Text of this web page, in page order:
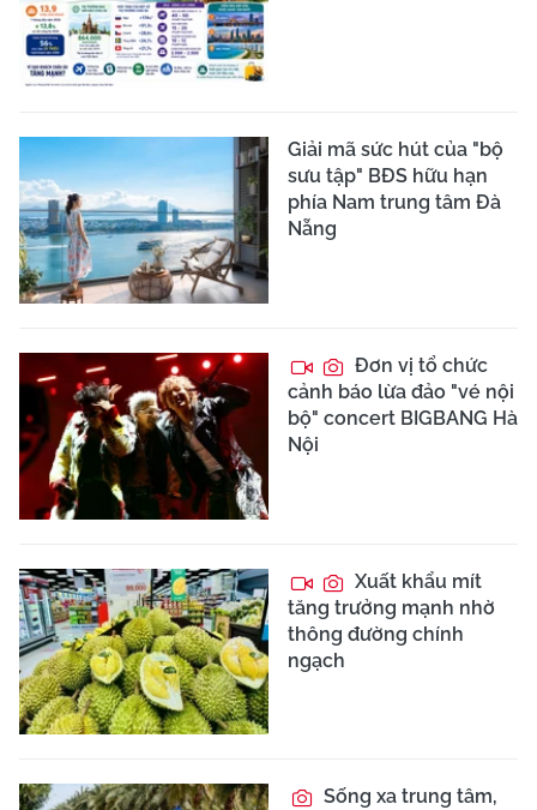
Giải mã sức hút của "bộ
sưu tập" BĐS hữu hạn
phía Nam trung tâm Đà
Nẵng
Đơn vị tổ chức
cảnh báo lừa đảo "vé nội
bộ" concert BIGBANG Hà
Nội
Xuất khẩu mít
tăng trưởng mạnh nhờ
thông đường chính
ngạch
Sống xa trung tâm,